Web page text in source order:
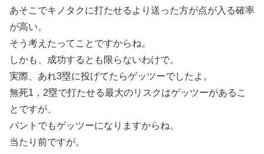
あそこでキノタクに打たせるより送った方が点が入る確率
が高い。
そう考えたってことですからね。
しかも、成功するとも限らないわけで。
実際、あれ3塁に投げてたらゲッツーでしたよ。
無死1，2塁で打たせる最大のリスクはゲッツーがあるこ
とですが、
バントでもゲッツーになりますからね。
当たり前ですが。